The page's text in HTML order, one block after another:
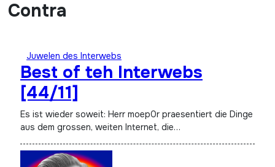
Contra
Juwelen des Interwebs
Best of teh Interwebs
[44/11]
Es ist wieder soweit: Herr moep0r praesentiert die Dinge
aus dem grossen, weiten Internet, die…